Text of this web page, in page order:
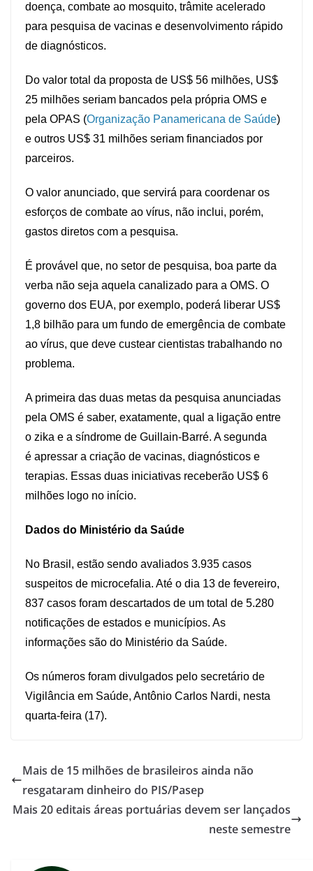
doença, combate ao mosquito, trâmite acelerado
para pesquisa de vacinas e desenvolvimento rápido
de diagnósticos.
Do valor total da proposta de US$ 56 milhões, US$
25 milhões seriam bancados pela própria OMS e
pela OPAS (Organização Panamericana de Saúde)
e outros US$ 31 milhões seriam financiados por
parceiros.
O valor anunciado, que servirá para coordenar os
esforços de combate ao vírus, não inclui, porém,
gastos diretos com a pesquisa.
É provável que, no setor de pesquisa, boa parte da
verba não seja aquela canalizado para a OMS. O
governo dos EUA, por exemplo, poderá liberar US$
1,8 bilhão para um fundo de emergência de combate
ao vírus, que deve custear cientistas trabalhando no
problema.
A primeira das duas metas da pesquisa anunciadas
pela OMS é saber, exatamente, qual a ligação entre
o zika e a síndrome de Guillain-Barré. A segunda
é apressar a criação de vacinas, diagnósticos e
terapias. Essas duas iniciativas receberão US$ 6
milhões logo no início.
Dados do Ministério da Saúde
No Brasil, estão sendo avaliados 3.935 casos
suspeitos de microcefalia. Até o dia 13 de fevereiro,
837 casos foram descartados de um total de 5.280
notificações de estados e municípios. As
informações são do Ministério da Saúde.
Os números foram divulgados pelo secretário de
Vigilância em Saúde, Antônio Carlos Nardi, nesta
quarta-feira (17).
Mais de 15 milhões de brasileiros ainda não
resgataram dinheiro do PIS/Pasep
Mais 20 editais áreas portuárias devem ser lançados
neste semestre